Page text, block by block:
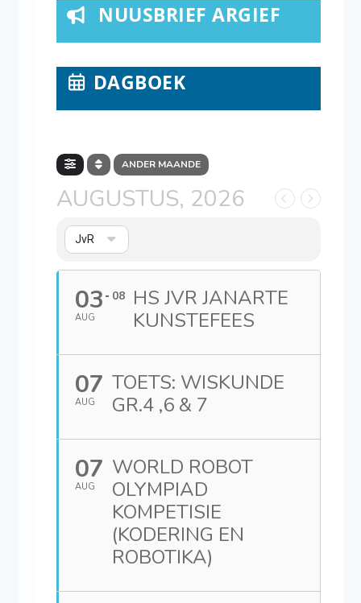
NUUSBRIEF ARGIEF
DAGBOEK
ANDER MAANDE
AUGUSTUS, 2026
JvR
03
AUG
08
HS JVR JANARTE
KUNSTEFEES
07
AUG
TOETS: WISKUNDE
GR.4 ,6 & 7
07
AUG
WORLD ROBOT
OLYMPIAD
KOMPETISIE
(KODERING EN
ROBOTIKA)